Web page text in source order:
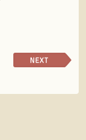
次
の
ー